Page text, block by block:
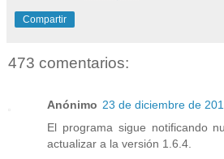
Compartir
473 comentarios:
Anónimo 23 de diciembre de
El programa sigue notificando
actualizar a la versión 1.6.4.